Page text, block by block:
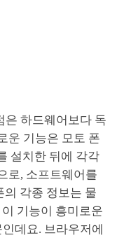
은 하드웨어보다 독
운 기능은 모토 폰
설치한 뒤에 각각
로, 소프트웨어를
의 각종 정보는 물
기능이 흥미로운
데요. 브라우저에